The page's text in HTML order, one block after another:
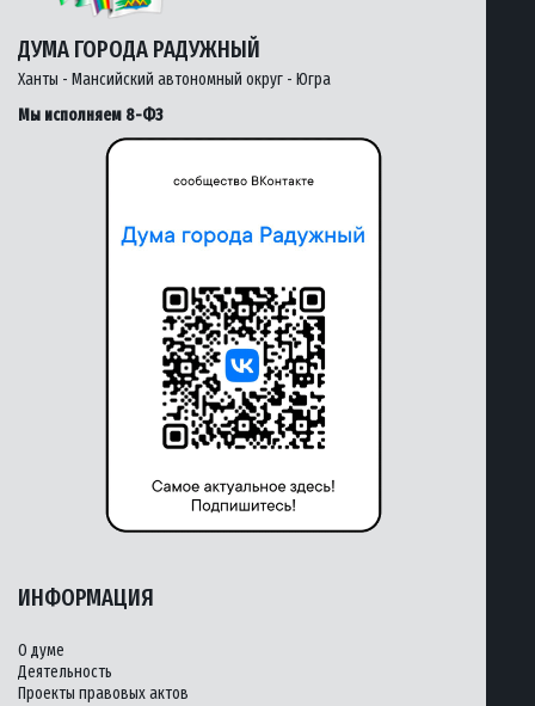
ДУМА ГОРОДА РАДУЖНЫЙ
Ханты - Мансийский автономный округ - Югра
Мы исполняем 8-ФЗ
ИНФОРМАЦИЯ
О думе
Деятельность
Проекты правовых актов